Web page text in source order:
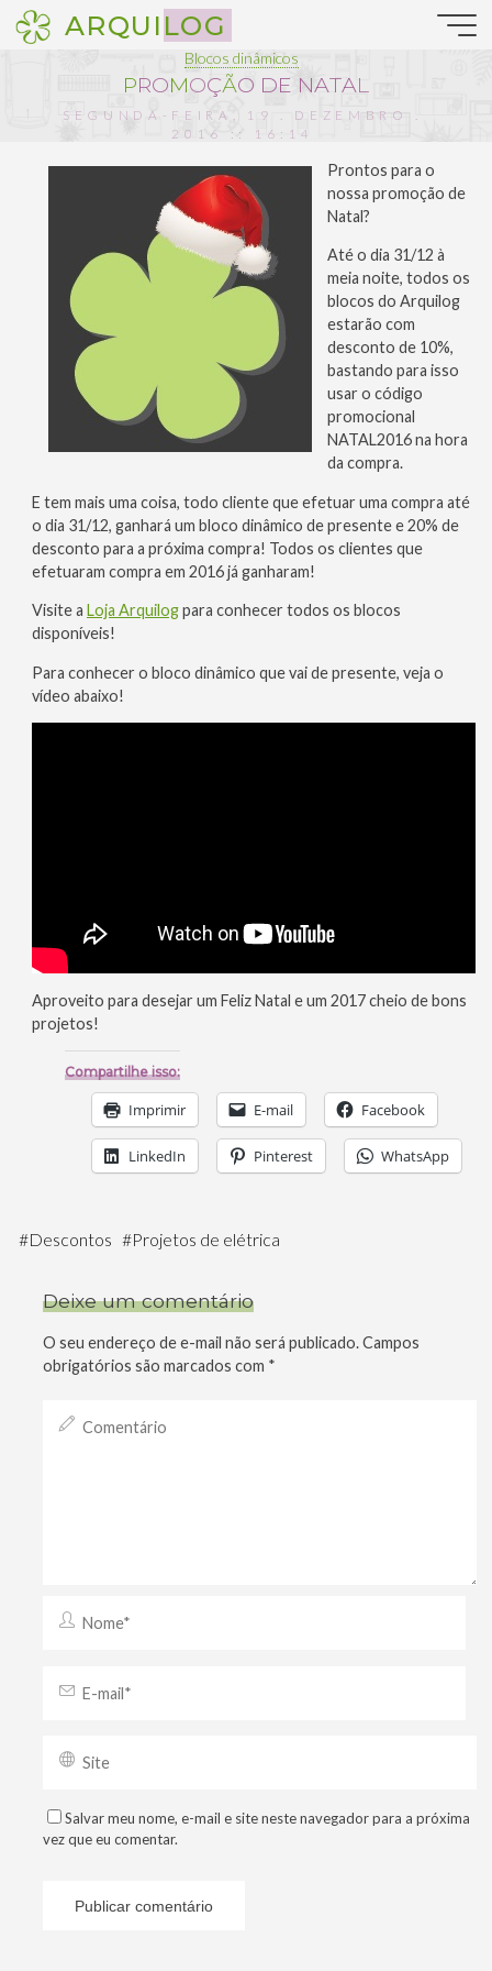
Pular
para
ARQUILOG
Blocos dinâmicos
PROMOÇÃO DE NATAL
SEGUNDA-FEIRA, 19 . DEZEMBRO .
2016 :: 16:14
Prontos para o
nossa promoção de
Natal?
Até o dia 31/12 à
meia noite, todos os
blocos do Arquilog
estarão com
desconto de 10%,
bastando para isso
usar o código
promocional
NATAL2016 na hora
da compra.
E tem mais uma coisa, todo cliente que efetuar uma compra até
o dia 31/12, ganhará um bloco dinâmico de presente e 20% de
desconto para a próxima compra! Todos os clientes que
efetuaram compra em 2016 já ganharam!
Visite aLoja Arquilogpara conhecer todos os blocos
disponíveis!
Para conhecer o bloco dinâmico que vai de presente, veja o
vídeo abaixo!
Aproveito para desejar um Feliz Natal e um 2017 cheio de bons
projetos!
Compartilhe isso:
Imprimir E-mail Facebook
LinkedIn Pinterest WhatsApp
#Descontos #Projetos de elétrica
Deixe um comentário
O seu endereço de e-mail não será publicado.Campos
obrigatórios são marcados com *
Salvar meu nome, e-mail e site neste navegador para a próxima
vez que eu comentar.